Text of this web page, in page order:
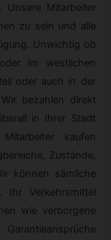
Unsere Mitarbeiter
zu sein und alle
Unwichtig ob
im westlichen
oder auch in der
bezahlen direkt
in Ihrer Stadt
kaufen
Zustände,
können sämliche
Ihr Verkehrsmittel
wie verborgene